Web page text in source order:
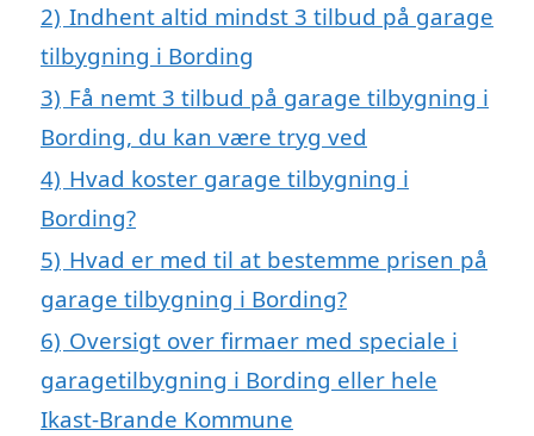
2) Indhent altid mindst 3 tilbud på garage
tilbygning i Bording
3) Få nemt 3 tilbud på garage tilbygning i
Bording, du kan være tryg ved
4) Hvad koster garage tilbygning i
Bording?
5) Hvad er med til at bestemme prisen på
garage tilbygning i Bording?
6) Oversigt over firmaer med speciale i
garagetilbygning i Bording eller hele
Ikast-Brande Kommune